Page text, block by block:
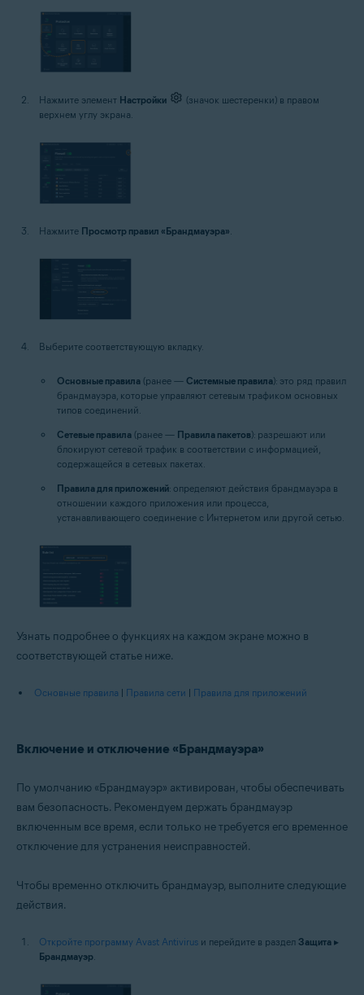
Нажмите элемент Настройки
(значок шестеренки) в правом
верхнем углу экрана.
Нажмите Просмотр правил «Брандмауэра»
Выберите соответствующую вкладку.
Основные правила (ранее — Системные правила): это ряд правил
брандмауэра, которые управляют сетевым трафиком основных
типов соединений.
Сетевые правила (ранее — Правила пакетов): разрешают или
блокируют сетевой трафик в соответствии с информацией,
содержащейся в сетевых пакетах.
Правила для приложений: определяют действия брандмауэра в
отношении каждого приложения или процесса,
устанавливающего соединение с Интернетом или другой сетью.
Узнать подробнее о функциях на каждом экране можно в
соответствующей статье ниже.
Основные правила | Правила сети | Правила для приложений
Включение и отключение «Брандмауэра»
По умолчанию «Брандмауэр» активирован, чтобы обеспечивать
вам безопасность. Рекомендуем держать брандмауэр
включенным все время, если только не требуется его временное
отключение для устранения неисправностей.
Чтобы временно отключить брандмауэр, выполните следующие
действия.
Откройте программу Avast Antivirus и перейдите в раздел Защита ▸
Брандмауэр